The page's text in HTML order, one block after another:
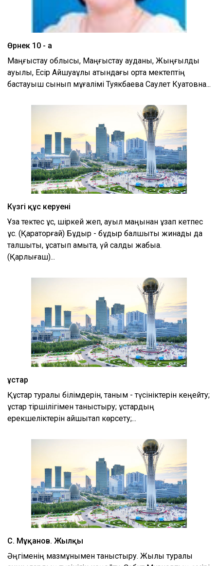
Өрнек 10 - а
Маңғыстау облысы, Маңғыстау ауданы, Жыңғылды
ауылы, Есір Айшуақұлы атындағы орта мектептің
бастауыш сынып мұғалімі Туякбаева Саулет Куатовна...
Күзгі құс керуені
Ұзақ тектес құс, шіркей жеп, ауыл маңынан ұзап кетпес
құс. (Қараторғай) Бұдыр - бұдыр балшықты жинады да
талшықты, ұқсатып қамытқа, үй салды жабыққа.
(Қарлығаш)...
Құстар
Құстар туралы білімдерін, таным - түсініктерін кеңейту;
құстар тіршілігімен таныстыру; құстардың
ерекшеліктерін айшықтап көрсету;...
С. Мұқанов. Жылқы
Әңгіменің мазмұнымен таныстыру. Жылқы туралы